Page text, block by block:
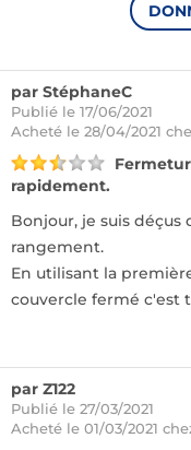
par StéphaneC
Publié le 17/06/2021
Acheté le 28/04/2021
rapidement.
Bonjour, je suis déçus
rangement.
En utilisant la
couvercle fermé c'est
par Z122
Publié le 27/03/2021
Acheté le 01/03/2021